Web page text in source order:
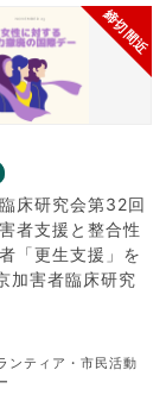
締切間近
床研究会第32回
者支援と整合性
「更生支援」を
加害者臨床研究
ンティア・市民活動